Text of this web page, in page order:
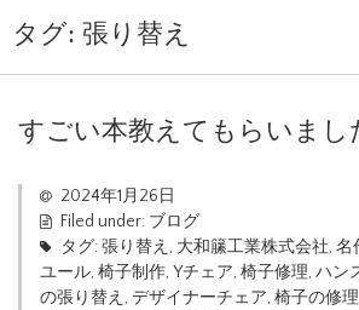
タグ: 張り替え
すごい本教えてもらいまし
2024年1月26日
Filed under: ブログ
タグ:張り替え , 大和籘工業株式会社, 名
ユール, 椅子制作, Yチェア, 椅子修理, ハン
の張り替え , デザイナーチェア, 椅子の修理